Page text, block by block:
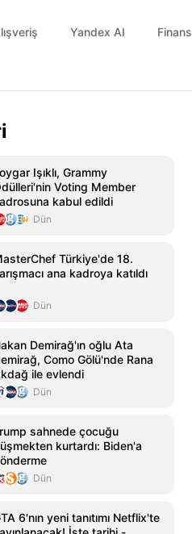
Yandex AI Finans
Işıklı, Grammy
Voting Member
kabul edildi
Dün
Türkiye'de 18.
ana kadroya katıldı
Dün
Demirağ'ın oğlu Ata
Como Gölü'nde Rana
ile evlendi
Dün
sahnede çocuğu
kurtardı: Biden'a
Dün
6'nın yeni tanıtımı Netflix'te